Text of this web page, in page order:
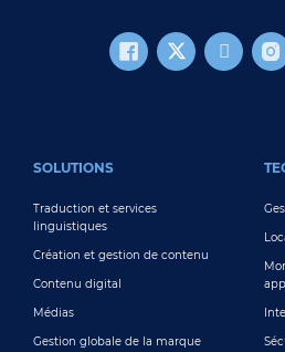
SOLUTIONS
Traduction et services
linguistiques
Création et gestion de contenu
Contenu digital
Médias
Gestion globale de la marque